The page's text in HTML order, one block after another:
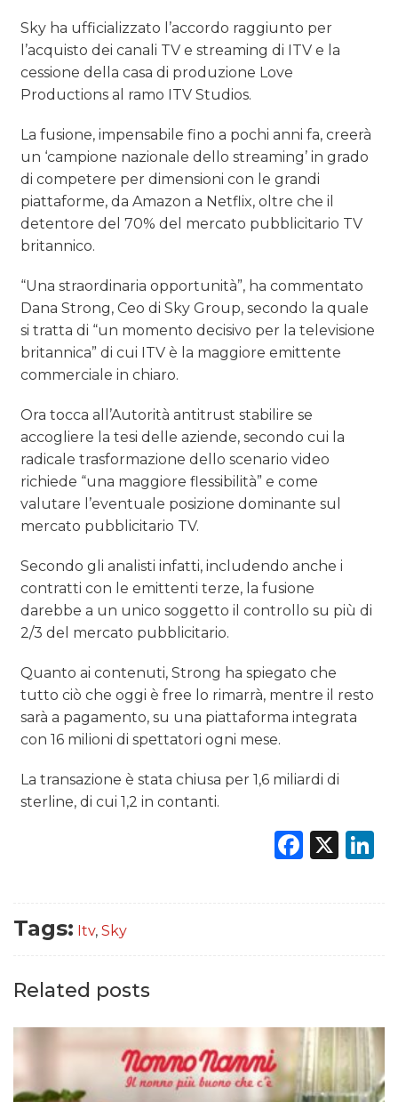
Sky ha ufficializzato l’accordo raggiunto per
l’acquisto dei canali TV e streaming di ITV e la
cessione della casa di produzione Love
Productions al ramo ITV Studios.
La fusione, impensabile fino a pochi anni fa, creerà
un ‘campione nazionale dello streaming’ in grado
di competere per dimensioni con le grandi
piattaforme, da Amazon a Netflix, oltre che il
detentore del 70% del mercato pubblicitario TV
britannico.
“Una straordinaria opportunità”, ha commentato
Dana Strong, Ceo di Sky Group, secondo la quale
si tratta di “un momento decisivo per la televisione
britannica” di cui ITV è la maggiore emittente
commerciale in chiaro.
Ora tocca all’Autorità antitrust stabilire se
accogliere la tesi delle aziende, secondo cui la
radicale trasformazione dello scenario video
richiede “una maggiore flessibilità” e come
valutare l’eventuale posizione dominante sul
mercato pubblicitario TV.
Secondo gli analisti infatti, includendo anche i
contratti con le emittenti terze, la fusione
darebbe a un unico soggetto il controllo su più di
2/3 del mercato pubblicitario.
Quanto ai contenuti, Strong ha spiegato che
tutto ciò che oggi è free lo rimarrà, mentre il resto
sarà a pagamento, su una piattaforma integrata
con 16 milioni di spettatori ogni mese.
La transazione è stata chiusa per 1,6 miliardi di
sterline, di cui 1,2 in contanti.
X
Tags: Itv, Sky
Related posts